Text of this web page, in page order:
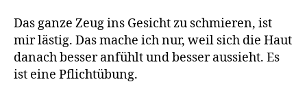
Das ganze Zeug ins Gesicht zu schmieren, ist
mir lästig. Das mache ich nur, weil sich die Haut
danach besser anfühlt und besser aussieht. Es
ist eine Pflichtübung.